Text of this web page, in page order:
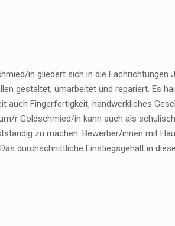
in gliedert sich in die Fachrichtungen
gestaltet, umarbeitet und repariert. Es
auch Fingerfertigkeit, handwerkliches
r Goldschmied/in kann auch als
zu machen. Bewerber/innen mit
durchschnittliche Einstiegsgehalt in